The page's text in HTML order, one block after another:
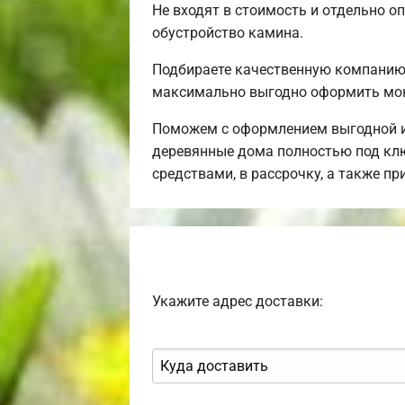
Не входят в стоимость и отдельно
обустройство камина.
Подбираете качественную
максимально выгодно оформить
Поможем с оформлением выгодной
деревянные дома полностью под
средствами, в рассрочку, а также
Укажите адрес доставки: